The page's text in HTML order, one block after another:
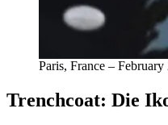
Paris, France –
Trenchcoat: Die